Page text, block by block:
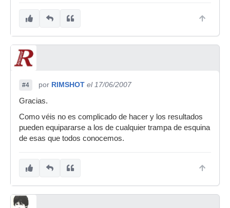
#4 por RIMSHOT el 17/06/2007
Gracias.
Como véis no es complicado de hacer y los resultados
pueden equipararse a los de cualquier trampa de esquina
de esas que todos conocemos.